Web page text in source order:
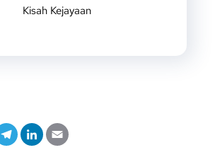
Kisah Kejayaan
T Li